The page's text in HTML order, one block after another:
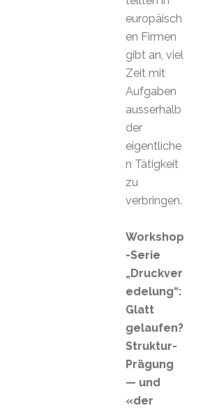
europäisch
en Firmen
gibt an, viel
Zeit mit
Aufgaben
ausserhalb
der
eigentliche
n Tätigkeit
zu
verbringen.
Workshop
-Serie
„Druckver
edelung“:
Glatt
gelaufen?
Struktur-
Prägung
— und
«der